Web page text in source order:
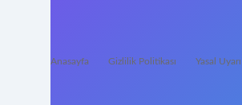
Anasayfa Gizlilik Politikası Yasal Uyarı